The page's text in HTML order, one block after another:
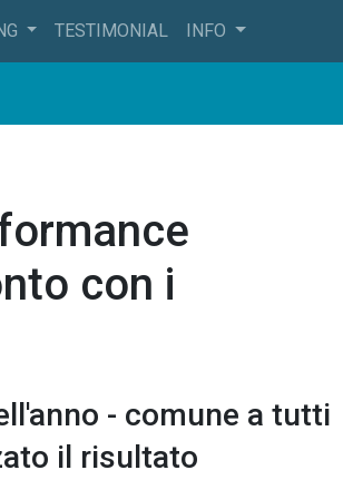
TESTIMONIAL INFO
con i
- comune a tutti
il risultato